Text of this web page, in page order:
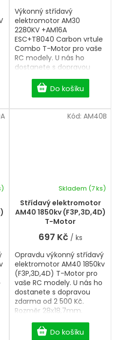
Do košíku
Výkonný střídavý
elektromotor AM30
2280KV +AM16A
ESC+T8040 Carbon vrtule
Combo T-Motor pro vaše
RC modely. U nás ho
dostanete s dopravou
Střídavý elektromotor
AM40 1850kv (F3P,3D,4D)
T-Motor
Skladem (7 ks)
697 Kč / ks
Do košíku
Opravdu výkonný střídavý
elektromotor AM40 1850kv
(F3P,3D,4D) T-Motor pro
vaše RC modely. U nás ho
dostanete s dopravou
zdarma od 2 500 Kč.
Rozměr 28x18,7mm.
Kód: AM40B